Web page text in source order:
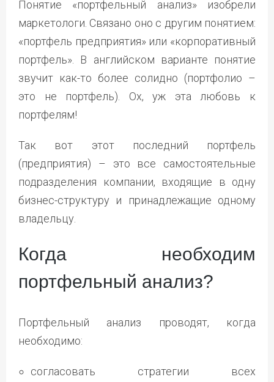
Понятие «портфельный анализ» изобрели
маркетологи. Связано оно с другим понятием:
«портфель предприятия» или «корпоративный
портфель». В английском варианте понятие
звучит как-то более солидно (портфолио –
это не портфель). Ох, уж эта любовь к
портфелям!
Так вот этот последний портфель
(предприятия) – это все самостоятельные
подразделения компании, входящие в одну
бизнес-структуру и принадлежащие одному
владельцу.
Когда необходим
портфельный анализ?
Портфельный анализ проводят, когда
необходимо:
согласовать стратегии всех